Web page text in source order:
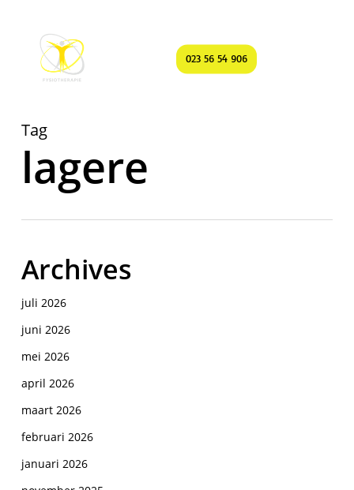
023 56 54 906
Tag
lagere
Archives
juli 2026
juni 2026
mei 2026
april 2026
maart 2026
februari 2026
januari 2026